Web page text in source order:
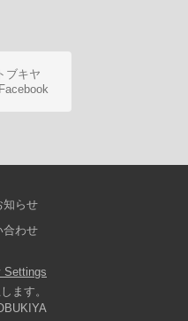
ブキヤ
知らせ
合わせ
Settings
ます。